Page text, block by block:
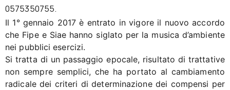
0575350755.
Il 1° gennaio 2017 è entrato in vigore il nuovo accordo
che Fipe e Siae hanno siglato per la musica d’ambiente
nei pubblici esercizi.
Si tratta di un passaggio epocale, risultato di trattative
non sempre semplici, che ha portato al cambiamento
radicale dei criteri di determinazione dei compensi per